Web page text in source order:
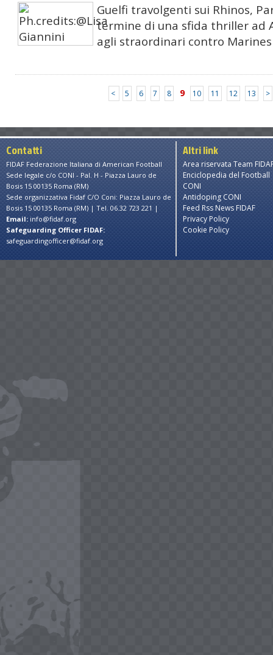
Guelfi travolgenti sui Rhinos,
termine di una sfida thriller ad
agli straordinari contro
< 5 6 7 8 9 10 11 12 13 >
Contatti
FIDAF Federazione Italiana di American Football
Sede legale c/o CONI - Pal. H - Piazza Lauro de
Bosis 15 00135 Roma (RM)
Sede organizzativa Fidaf C/O Coni: Piazza Lauro de
Bosis 15 00135 Roma (RM) | Tel. 06.32 723 221 |
Email: info@fidaf.org
Safeguarding Officer FIDAF:
safeguardingofficer@fidaf.org
Altri link
Area riservata Team
Enciclopedia del Football
CONI
Antidoping CONI
Feed Rss News FIDAF
Privacy Policy
Cookie Policy